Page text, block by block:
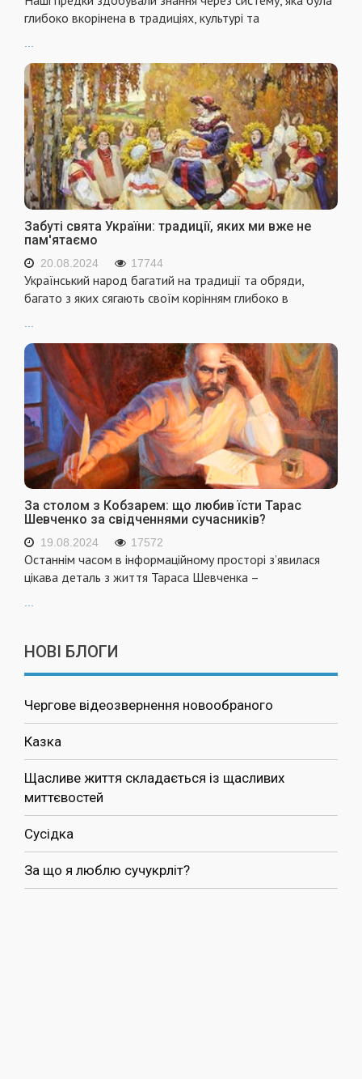
глибоко вкорінена в традиціях, культурі та
...
Забуті свята України: традиції, яких ми вже не
пам'ятаємо
20.08.2024 17744
Український народ багатий на традиції та обряди,
багато з яких сягають своїм корінням глибоко в
За столом з Кобзарем: що любив їсти Тарас
Шевченко за свідченнями сучасників?
19.08.2024 17572
Останнім часом в інформаційному просторі з’явилася
цікава деталь з життя Тараса Шевченка –
НОВІ БЛОГИ
Чергове відеозвернення новообраного
Казка
Щасливе життя складається із щасливих
миттєвостей
Сусідка
За що я люблю сучукрліт?